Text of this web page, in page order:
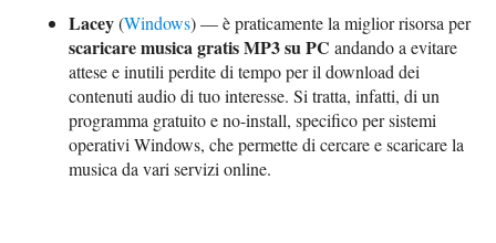
Lacey(Windows) — è praticamente la miglior risorsa per
scaricare musica gratis MP3 su PC andando a evitare
attese e inutili perdite di tempo per il download dei
contenuti audio di tuo interesse. Si tratta, infatti, di un
programma gratuito e no-install, specifico per sistemi
operativi Windows, che permette di cercare e scaricare la
musica da vari servizi online.